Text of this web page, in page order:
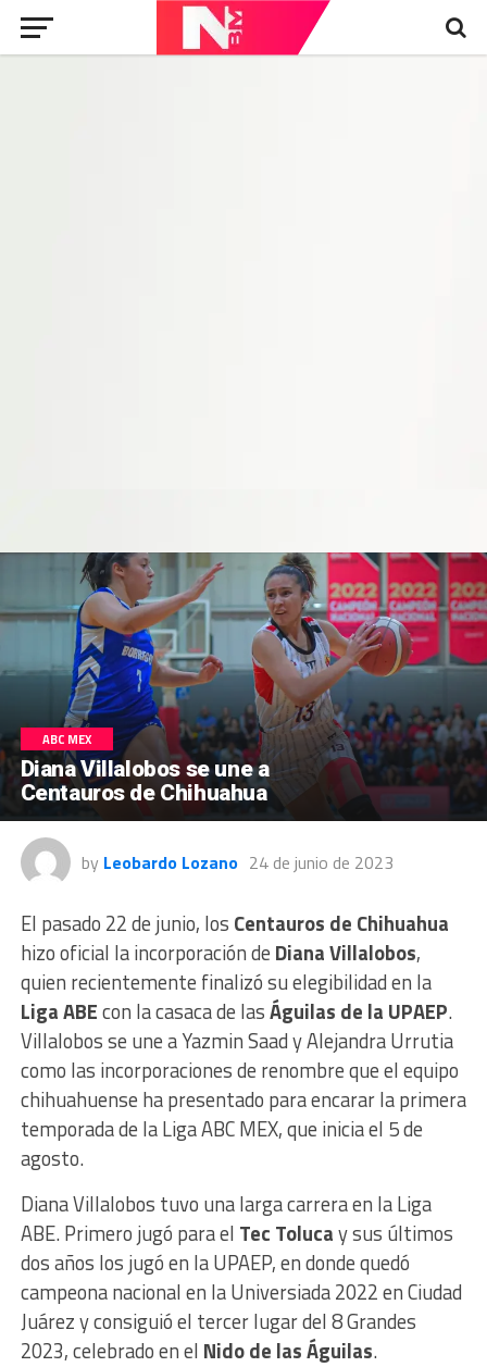
ABC MEX
Diana Villalobos se une a
Centauros de Chihuahua
by Leobardo Lozano 24 de junio de 2023
El pasado 22 de junio, los Centauros de Chihuahua
hizo oficial la incorporación de Diana Villalobos,
quien recientemente finalizó su elegibilidad en la
Liga ABEcon la casaca de lasÁguilas de la UPAEP.
Villalobos se une a Yazmin Saad y Alejandra Urrutia
como las incorporaciones de renombre que el equipo
chihuahuense ha presentado para encarar la primera
temporada de la Liga ABC MEX, que inicia el 5 de
agosto.
Diana Villalobos tuvo una larga carrera en la Liga
ABE. Primero jugó para el Tec Tolucay sus últimos
dos años los jugó en la UPAEP, en donde quedó
campeona nacional en la Universiada 2022 en Ciudad
Juárez y consiguió el tercer lugar del 8 Grandes
2023, celebrado en el Nido de las Águilas.